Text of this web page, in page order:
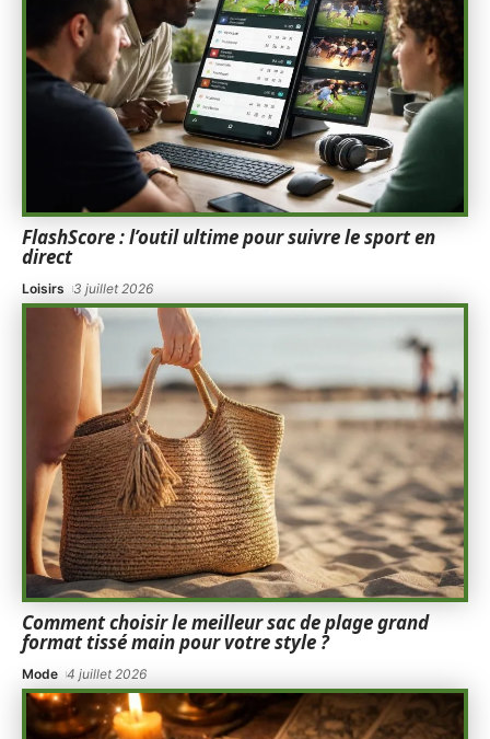
FlashScore : l’outil ultime pour suivre le sport en
direct
Loisirs 3 juillet 2026
Comment choisir le meilleur sac de plage grand
format tissé main pour votre style ?
Mode 4 juillet 2026